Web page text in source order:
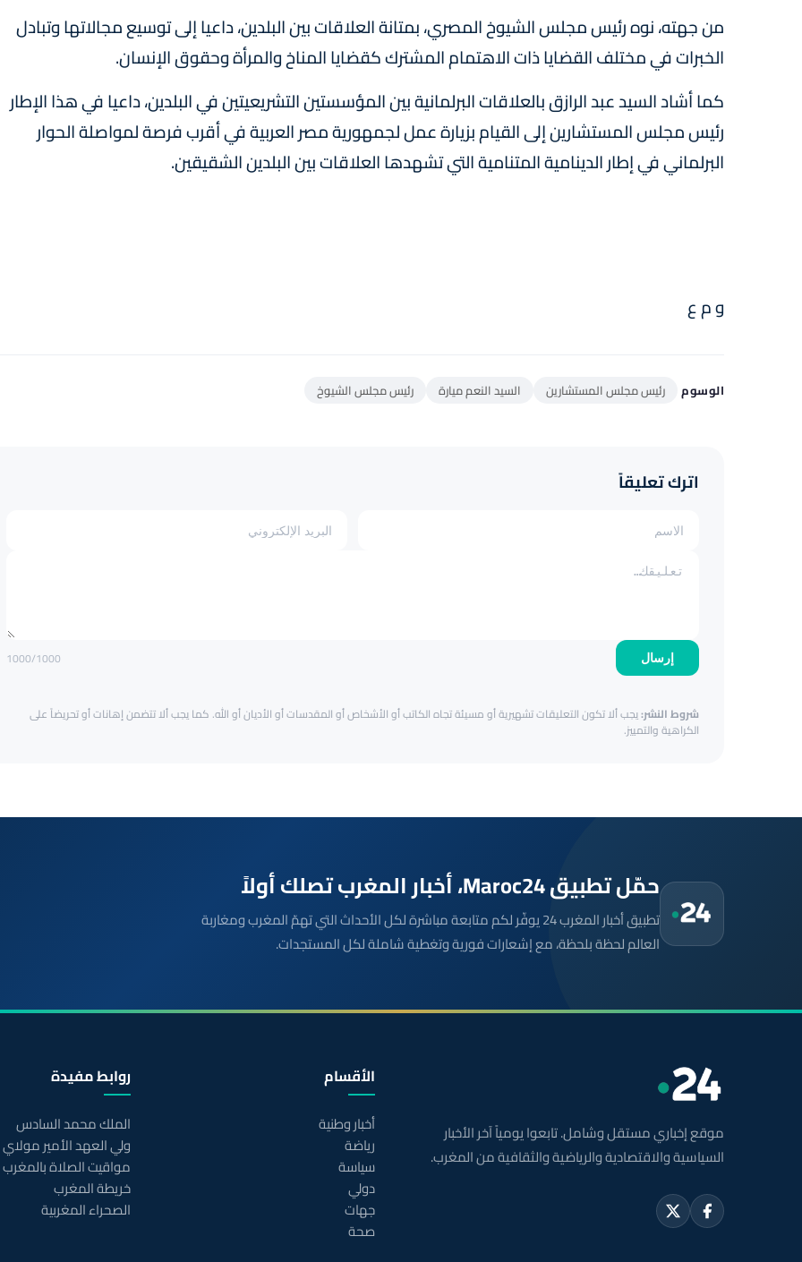
من جهته، نوه رئيس مجلس الشيوخ المصري، بمتانة العلاقات بين البلدين، داعيا إلى توسيع مجالاتها وتبادل
الخبرات في مختلف القضايا ذات الاهتمام المشترك كقضايا المناخ والمرأة وحقوق الإنسان.
كما أشاد السيد عبد الرازق بالعلاقات البرلمانية بين المؤسستين التشريعيتين في البلدين، داعيا في هذا الإطار
رئيس مجلس المستشارين إلى القيام بزيارة عمل لجمهورية مصر العربية في أقرب فرصة لمواصلة الحوار
البرلماني في إطار الدينامية المتنامية التي تشهدها العلاقات بين البلدين الشقيقين.
و م ع
الوسوم رئيس مجلس المستشارين السيد النعم ميارة رئيس مجلس الشيوخ
اترك تعليقاً
إرسال 1000/1000
شروط النشر:يجب ألا تكون التعليقات تشهيرية أو مسيئة تجاه الكاتب أو الأشخاص أو المقدسات أو الأديان أو الله. كما يجب ألا تتضمن إهانات أو تحريضاً على
الكراهية والتمييز.
حمّل تطبيق Maroc24، أخبار المغرب تصلك أولاً
تطبيق أخبار المغرب 24 يوفّر لكم متابعة مباشرة لكل الأحداث التي تهمّ المغرب ومغاربة
العالم لحظة بلحظة، مع إشعارات فورية وتغطية شاملة لكل المستجدات.
موقع إخباري مستقل وشامل. تابعوا يومياً آخر الأخبار
السياسية والاقتصادية والرياضية والثقافية من المغرب.
الأقسام
أخبار وطنية
رياضة
سياسة
دولي
جهات
صحة
روابط مفيدة
الملك محمد السادس
ولي العهد الأمير
مواقيت الصلاة بالمغرب
خريطة المغرب
الصحراء المغربية